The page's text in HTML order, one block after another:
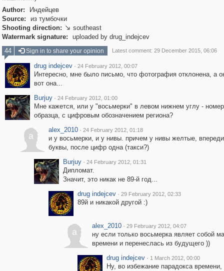
Author:
Индейцев
Source:
из тумбочки
Shooting direction:  southeast
Watermark signature:
uploaded by drug_indejcev
44
Sign in to share your opinion Latest comment: 29 December 2015, 06:06
drug indejcev · 24 February 2012, 00:07
Интересно, мне было письмо, что фотография отклонена, а
вот она...
Burjuy · 24 February 2012, 01:00
Мне кажется, или у "восьмерки" в левом нижнем углу -
образца, с цифровым обозначением региона?
a
alex_2010 · 24 February 2012, 01:18
и у восьмерки, и у нивы. причем у нивы желтые,
буквы, после цифр одна (такси?)
Burjuy · 24 February 2012, 01:31
Дипломат.
Значит, это никак не 89-й год...
drug indejcev · 29 February 2012, 02:33
89й и никакой другой :)
a
alex_2010 · 29 February 2012, 04:07
ну если только восьмерка являет собой
времени и перенеслась из будущего ))
drug indejcev · 1 March 2012, 00:00
Ну, во избежание парадокса времени,